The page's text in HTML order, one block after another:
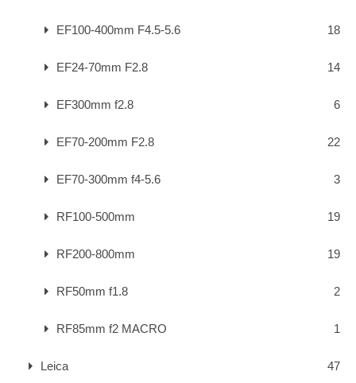
EF100-400mm F4.5-5.6 18
EF24-70mm F2.8 14
EF300mm f2.8 6
EF70-200mm F2.8 22
EF70-300mm f4-5.6 3
RF100-500mm 19
RF200-800mm 19
RF50mm f1.8 2
RF85mm f2 MACRO 1
Leica 47